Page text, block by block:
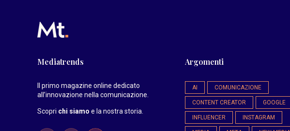
Mediatrends
Il primo magazine online dedicato
all’innovazione nella comunicazione.
Scopri chi siamo e la nostra storia
Argomenti
AI COMUNICAZIONE
CONTENT CREATOR GOOGLE
INFLUENCER INSTAGRAM